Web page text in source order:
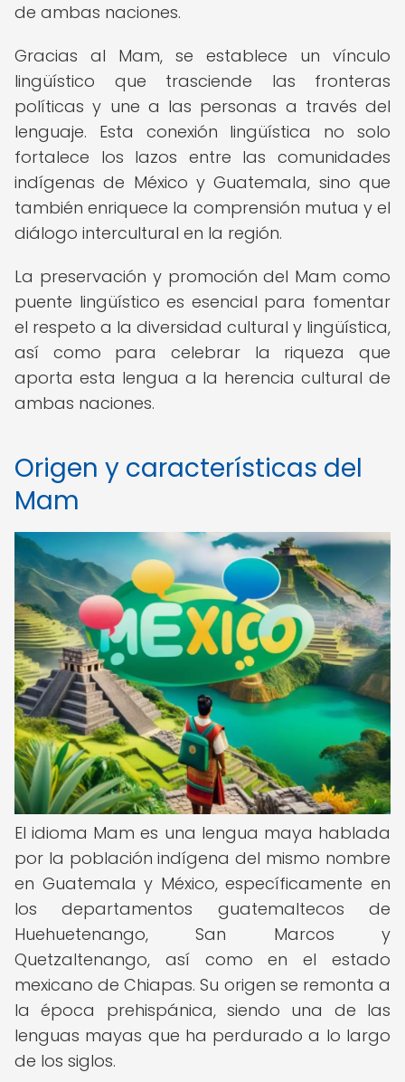
de ambas naciones.
Gracias al Mam, se establece un vínculo
lingüístico que trasciende las fronteras
políticas y une a las personas a través del
lenguaje. Esta conexión lingüística no solo
fortalece los lazos entre las comunidades
indígenas de México y Guatemala, sino que
también enriquece la comprensión mutua y el
diálogo intercultural en la región.
La preservación y promoción del Mam como
puente lingüístico es esencial para fomentar
el respeto a la diversidad cultural y lingüística,
así como para celebrar la riqueza que
aporta esta lengua a la herencia cultural de
ambas naciones.
Origen y características del
Mam
El idioma Mam es una lengua maya hablada
por la población indígena del mismo nombre
en Guatemala y México, específicamente en
los departamentos guatemaltecos de
Huehuetenango, San Marcos y
Quetzaltenango, así como en el estado
mexicano de Chiapas. Su origen se remonta a
la época prehispánica, siendo una de las
lenguas mayas que ha perdurado a lo largo
de los siglos.